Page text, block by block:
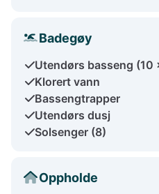
Badegøy
Utendørs basseng (10
Klorert vann
Bassengtrapper
Utendørs dusj
Solsenger (8)
Oppholde